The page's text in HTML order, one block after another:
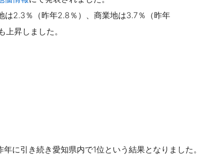
は2.3％（昨年2.8％）、商業地は3.7％（昨年
昇しました。
に引き続き愛知県内で1位という結果となりました。